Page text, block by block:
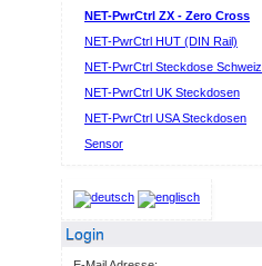
NET-PwrCtrl ZX - Zero Cross
NET-PwrCtrl HUT (DIN Rail)
NET-PwrCtrl Steckdose Schweiz
NET-PwrCtrl UK Steckdosen
NET-PwrCtrl USA Steckdosen
Sensor
Login